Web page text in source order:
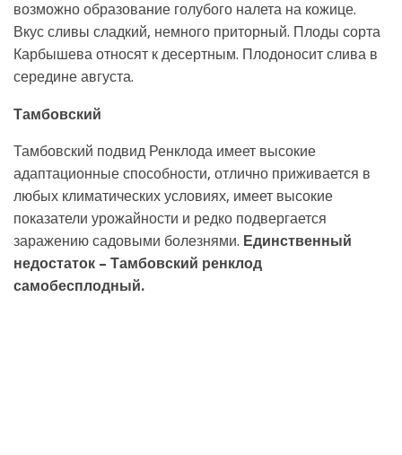
возможно образование голубого налета на кожице.
Вкус сливы сладкий, немного приторный. Плоды сорта
Карбышева относят к десертным. Плодоносит слива в
середине августа.
Тамбовский
Тамбовский подвид Ренклода имеет высокие
адаптационные способности, отлично приживается в
любых климатических условиях, имеет высокие
показатели урожайности и редко подвергается
заражению садовыми болезнями. Единственный
недостаток – Тамбовский ренклод
самобесплодный.